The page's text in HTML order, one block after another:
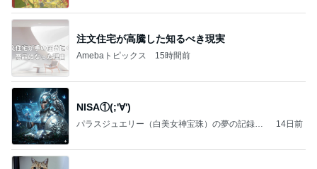
注文住宅が高騰した知るべき現実
Amebaトピックス 15時間前
NISA①(;'∀')
パラスジュエリー（白美女神宝珠）の夢の記録
14日前